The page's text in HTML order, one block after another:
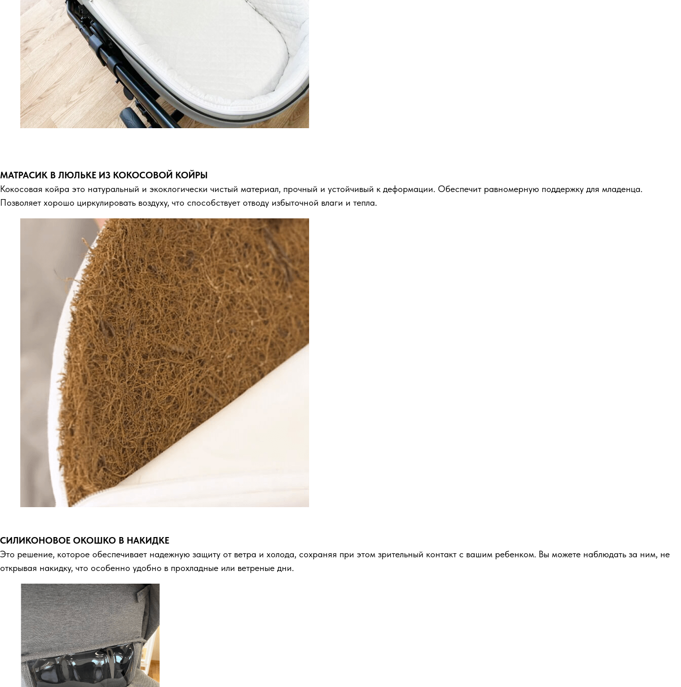
МАТРАСИК В ЛЮЛЬКЕ ИЗ КОКОСОВОЙ КОЙРЫ
Кокосовая койра это натуральный и экоклогически чистый материал, прочный и устойчивый к деформации. Обеспечит равномерную поддержку для младенца.
Позволяет хорошо циркулировать воздуху, что способствует отводу избыточной влаги и тепла.
СИЛИКОНОВОЕ ОКОШКО В НАКИДКЕ
Это решение, которое обеспечивает надежную защиту от ветра и холода, сохраняя при этом зрительный контакт с вашим ребенком. Вы можете наблюдать за ним, не
открывая накидку, что особенно удобно в прохладные или ветреные дни.